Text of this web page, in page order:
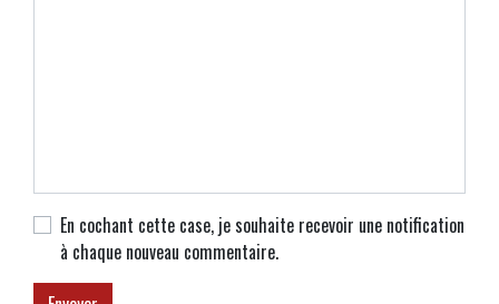
En cochant cette case, je souhaite recevoir une notification
à chaque nouveau commentaire.